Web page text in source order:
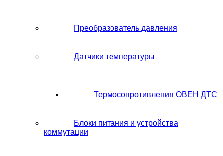
Преобразователь давления
Датчики температуры
Термосопротивления ОВЕН ДТС
Блоки питания и устройства
коммутации